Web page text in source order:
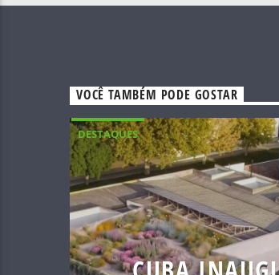
VOCÊ TAMBÉM PODE GOSTAR
DESTAQUES